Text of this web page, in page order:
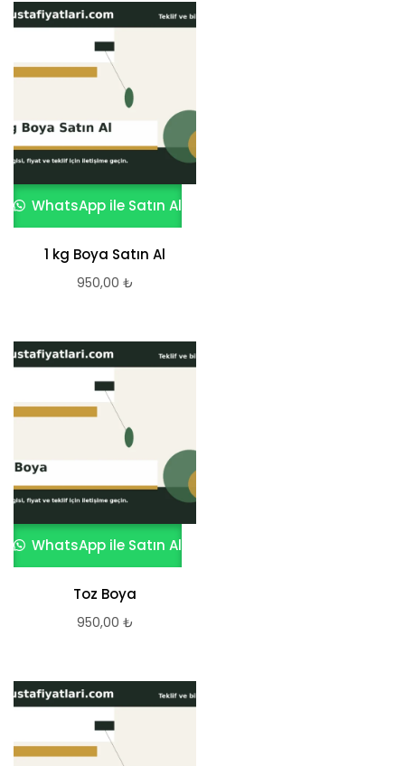
WhatsApp ile Satın Al
1 kg Boya Satın Al
950,00 ₺
WhatsApp ile Satın Al
Toz Boya
950,00 ₺